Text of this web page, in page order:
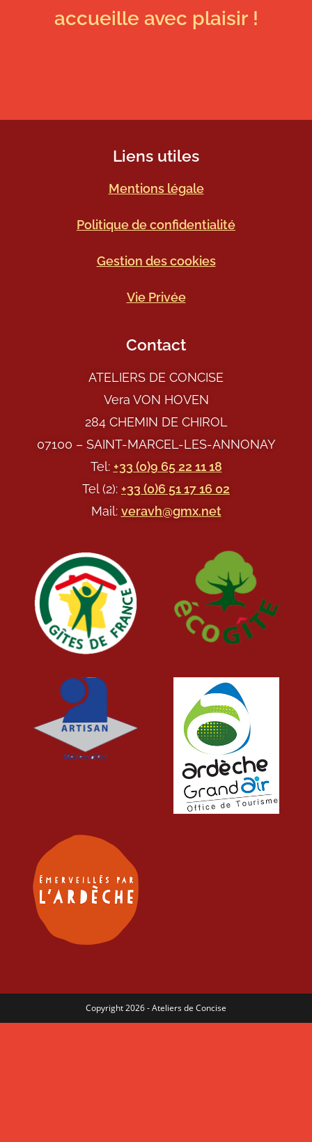
accueille avec plaisir !
Liens utiles
Mentions légale
Politique de confidentialité
Gestion des cookies
Vie Privée
Contact
ATELIERS DE CONCISE
Vera VON HOVEN
284 CHEMIN DE CHIROL
07100 – SAINT-MARCEL-LES-ANNONAY
Tel: +33 (0)9 65 22 11 18
Tel (2): +33 (0)6 51 17 16 02
Mail: veravh@gmx.net
Copyright 2026 - Ateliers de Concise